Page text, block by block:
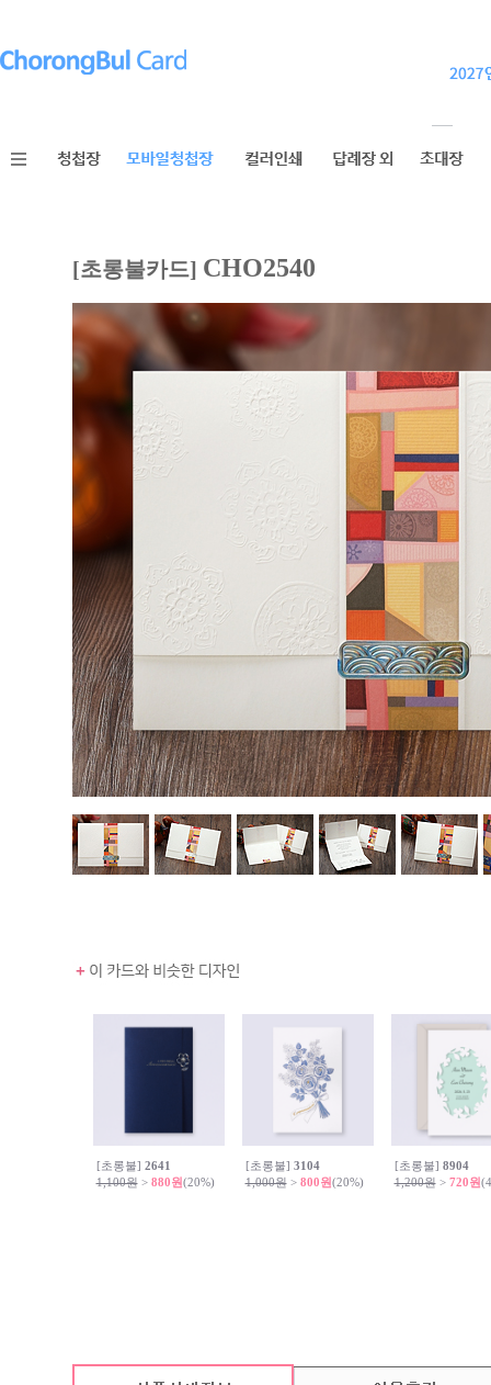
[초롱불카드] CHO2540
[초롱불] 2641
1,100원> 880원(20%)
[초롱불] 3104
1,000원> 800원(20%)
[초롱불] 8904
1,200원> 720원